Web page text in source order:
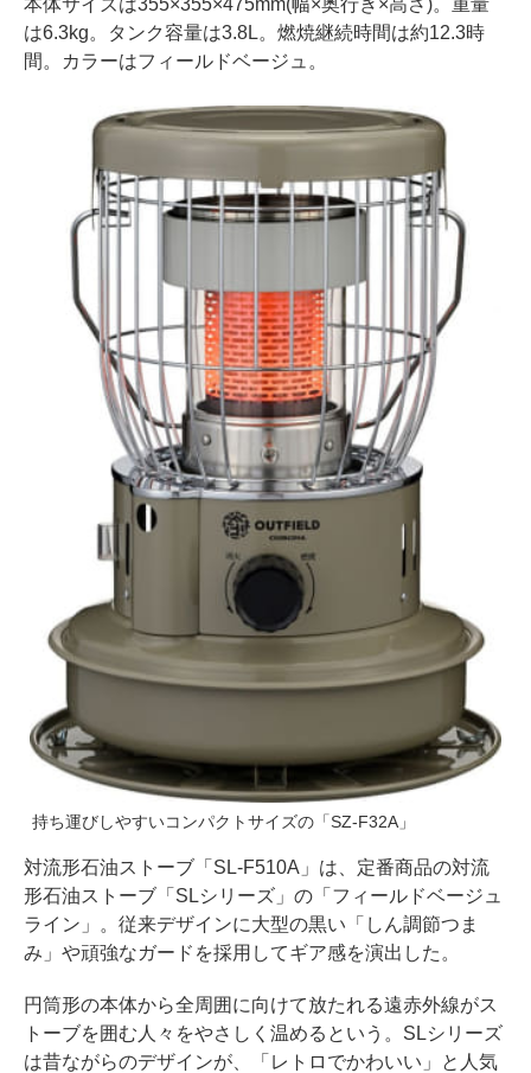
は6.3kg。タンク容量は3.8L。燃焼継続時間は約12.3時
間。カラーはフィールドベージュ。
持ち運びしやすいコンパクトサイズの「SZ-F32A」
対流形石油ストーブ「SL-F510A」は、定番商品の対流
形石油ストーブ「SLシリーズ」の「フィールドベージュ
ライン」。従来デザインに大型の黒い「しん調節つま
み」や頑強なガードを採用してギア感を演出した。
円筒形の本体から全周囲に向けて放たれる遠赤外線がス
トーブを囲む人々をやさしく温めるという。SLシリーズ
は昔ながらのデザインが、「レトロでかわいい」と人気